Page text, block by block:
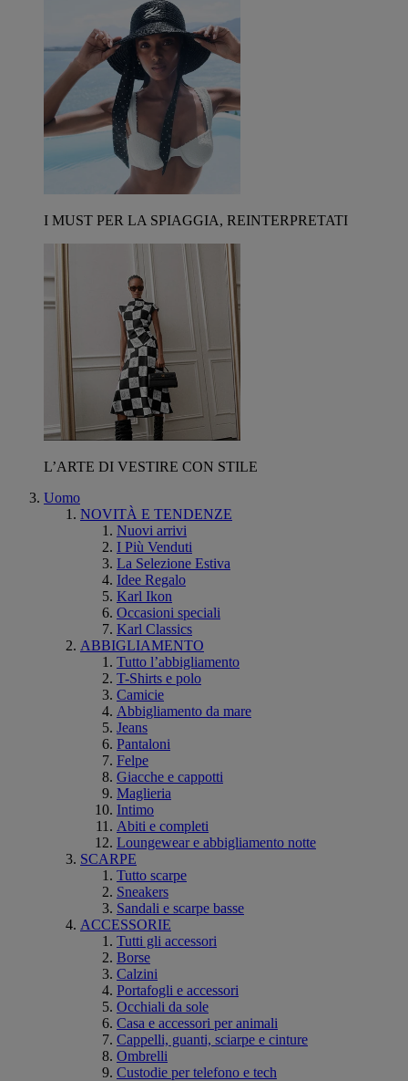
I MUST PER LA SPIAGGIA, REINTERPRETATI
L’ARTE DI VESTIRE CON STILE
Uomo
NOVITÀ E TENDENZE
Nuovi arrivi
I Più Venduti
La Selezione Estiva
Idee Regalo
Karl Ikon
Occasioni speciali
Karl Classics
ABBIGLIAMENTO
Tutto l’abbigliamento
T-Shirts e polo
Camicie
Abbigliamento da mare
Jeans
Pantaloni
Felpe
Giacche e cappotti
Maglieria
Intimo
Abiti e completi
Loungewear e abbigliamento notte
SCARPE
Tutto scarpe
Sneakers
Sandali e scarpe basse
ACCESSORIE
Tutti gli accessori
Borse
Calzini
Portafogli e accessori
Occhiali da sole
Casa e accessori per animali
Cappelli, guanti, sciarpe e cinture
Ombrelli
Custodie per telefono e tech